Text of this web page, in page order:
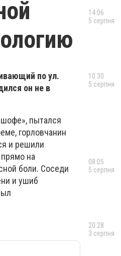
по ул.
он не в
шофе», пытался
горловчанин
и решили
на
боли. Соседи
и ушиб
14:06
5 серпня
10:30
5 серпня
08:05
5 серпня
20:28
3 серпня